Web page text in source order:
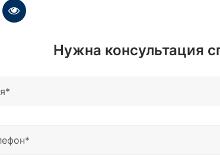
Нужна консультация